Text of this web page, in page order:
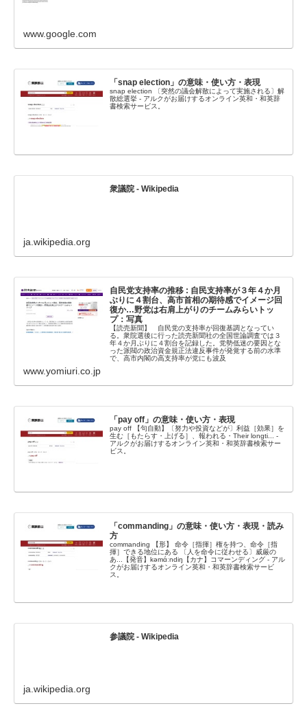
www.google.com
「snap election」の意味・使い方・表現
snap election 〔突然の議会解散によって実施される〕解
散総選挙 - アルクがお届けするオンライン英和・和英辞
書検索サービス。
衆議院 - Wikipedia
ja.wikipedia.org
自民党支持率の推移 : 自民支持率が３年４か月
ぶりに４割台、高市首相の期待感でイメージ回
復か…野党は右肩上がりのチームみらいトッ
プ：写真
【読売新聞】 自民党の支持率が回復基調となってい
る。衆院選後に行った読売新聞社の全国世論調査では３
年４か月ぶりに４割台を記録した。党勢低迷の要因とな
った派閥の政治資金規正法違反事件が発覚する前の水準
で、高市内閣の高支持率が党にも波及
www.yomiuri.co.jp
「pay off」の意味・使い方・表現
pay off 【句自動】〔努力や投資などが〕利益［効果］を
生む［もたらす・上げる］、報われる・Their longti... -
アルクがお届けするオンライン英和・和英辞書検索サー
ビス。
「commanding」の意味・使い方・表現・読み
方
commanding 【形】 命令［指揮］権を持つ、命令［指
揮］できる地位にある 〔人を命令に従わせる〕威厳の
あ...【発音】kəmɑ́ːndiŋ【カナ】コマーンディング - アル
クがお届けするオンライン英和・和英辞書検索サービ
ス。
参議院 - Wikipedia
ja.wikipedia.org